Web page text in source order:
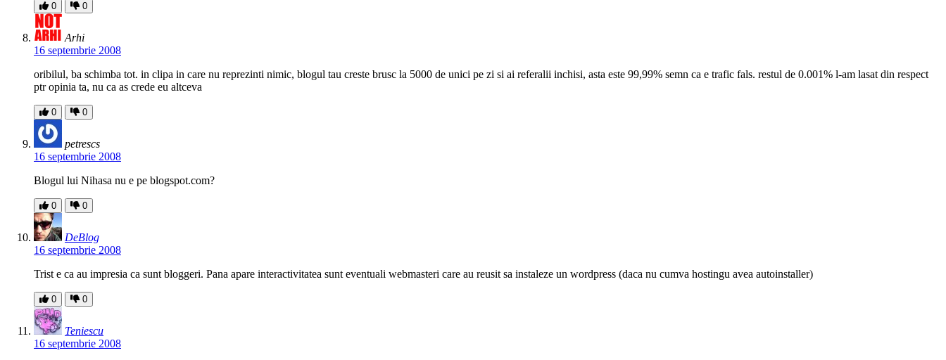
0 0
Arhi
16 septembrie 2008
oribilul, ba schimba tot. in clipa in care nu reprezinti nimic, blogul tau creste brusc la 5000 de unici pe zi si ai referalii inchisi, asta este 99,99% semn ca e trafic fals. restul de 0.001% l-am lasat din respect
ptr opinia ta, nu ca as crede eu altceva
0 0
petrescs
16 septembrie 2008
Blogul lui Nihasa nu e pe blogspot.com?
0 0
DeBlog
16 septembrie 2008
Trist e ca au impresia ca sunt bloggeri. Pana apare interactivitatea sunt eventuali webmasteri care au reusit sa instaleze un wordpress (daca nu cumva hostingu avea autoinstaller)
0 0
Teniescu
16 septembrie 2008